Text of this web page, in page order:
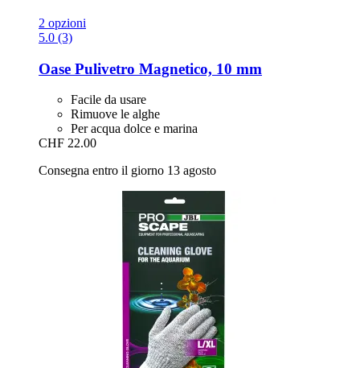
2 opzioni
5.0 (3)
Oase Pulivetro Magnetico, 10 mm
Facile da usare
Rimuove le alghe
Per acqua dolce e marina
CHF 22.00
Consegna entro il giorno 13 agosto